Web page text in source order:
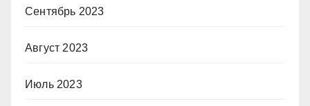
Сентябрь 2023
Август 2023
Июль 2023